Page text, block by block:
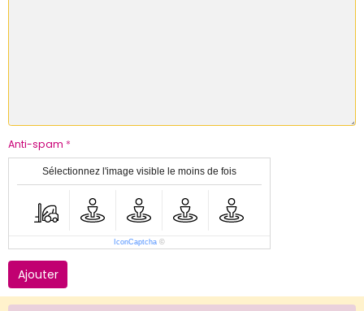
Anti-spam
Sélectionnez l'image visible le moins de fois
IconCaptcha ©
Ajouter